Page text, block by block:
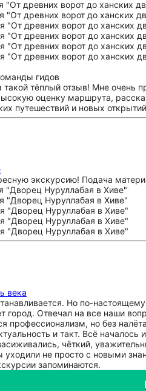
гидов
тёплый отзыв! Мне очень
оценку маршрута,
путешествий и новых
экскурсию! Подача
века
Но по-
город. Отвечал на все наши
профессионализм, но без
и такт. Всё
чёткий,
не просто с новыми
запоминаются.